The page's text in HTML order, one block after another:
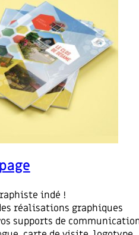
indé !
réalisations graphiques
supports de